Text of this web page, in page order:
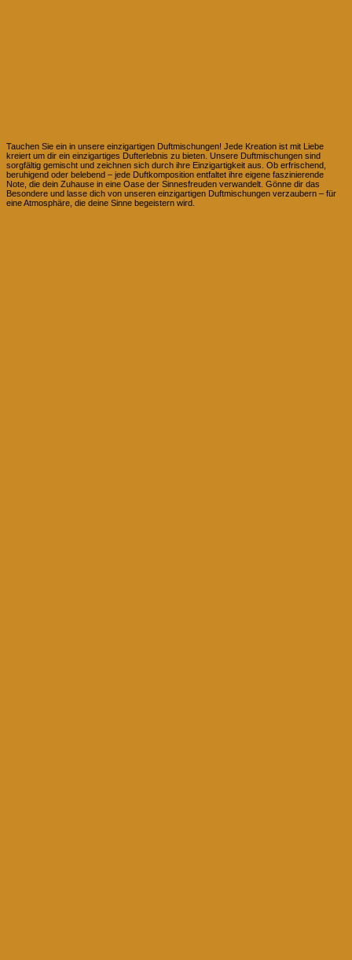
Tauchen Sie ein in unsere einzigartigen Duftmischungen! Jede Kreation ist mit Liebe
kreiert um dir ein einzigartiges Dufterlebnis zu bieten. Unsere Duftmischungen sind
sorgfältig gemischt und zeichnen sich durch ihre Einzigartigkeit aus. Ob erfrischend,
beruhigend oder belebend – jede Duftkomposition entfaltet ihre eigene faszinierende
Note, die dein Zuhause in eine Oase der Sinnesfreuden verwandelt. Gönne dir das
Besondere und lasse dich von unseren einzigartigen Duftmischungen verzaubern – für
eine Atmosphäre, die deine Sinne begeistern wird.